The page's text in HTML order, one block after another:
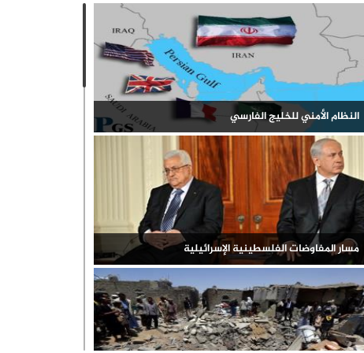
مصاباً بغزة خلال 24 ساعة
القدس في تموز 2026: تصعيد، تهجير، وتغيير جغرافي
إمبراطورية وهمية على أرض قاحلة؛ حكومة نتنياهو تتحدث
عن "مهاجمة إيران"، وهيئة الأركان العامة تكشف عن "انهيار
داخلي" / أزمة أعداد في جيش الكيان الصهيوني؛ نقص 15 ألف
جندي، و100 منشق من لواء جفعاتي، وتحذير البنتاغون بقطع
النظام الأمني للخليج الفارسي
مسار المفاوضات الفلسطينية الإسرائيلية